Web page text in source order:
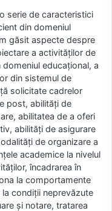
serie de caracteristici
din domeniul
găsit aspecte despre
a activităților de
educațional, a
din sistemul de
solicitate cadrelor
post, abilități de
abilitatea de a oferi
abilități de asigurare
de organizare a
academice la nivelul
încadrarea în
la comportamente
condiții neprevăzute
și notare, tratarea